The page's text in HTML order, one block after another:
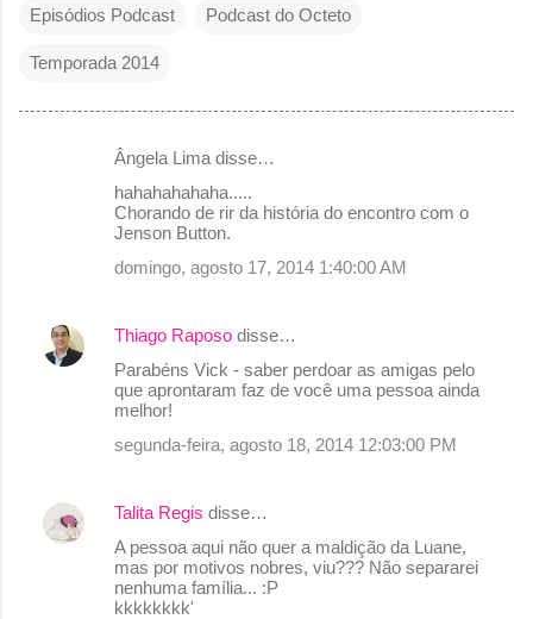
Episódios Podcast Podcast do Octeto
Temporada 2014
á
s
Ângela Lima disse…
hahahahahaha.....
Chorando de rir da história do encontro com o
Jenson Button.
domingo, agosto 17, 2014 1:40:00 AM
Thiago Raposo disse…
Parabéns Vick - saber perdoar as amigas pelo
que aprontaram faz de você uma pessoa ainda
melhor!
segunda-feira, agosto 18, 2014 12:03:00 PM
Talita Regis disse…
A pessoa aqui não quer a maldição da Luane,
mas por motivos nobres, viu??? Não separarei
nenhuma família... :P
kkkkkkkk'